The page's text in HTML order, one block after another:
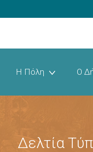
Η Πόλη Ο
Δελτία